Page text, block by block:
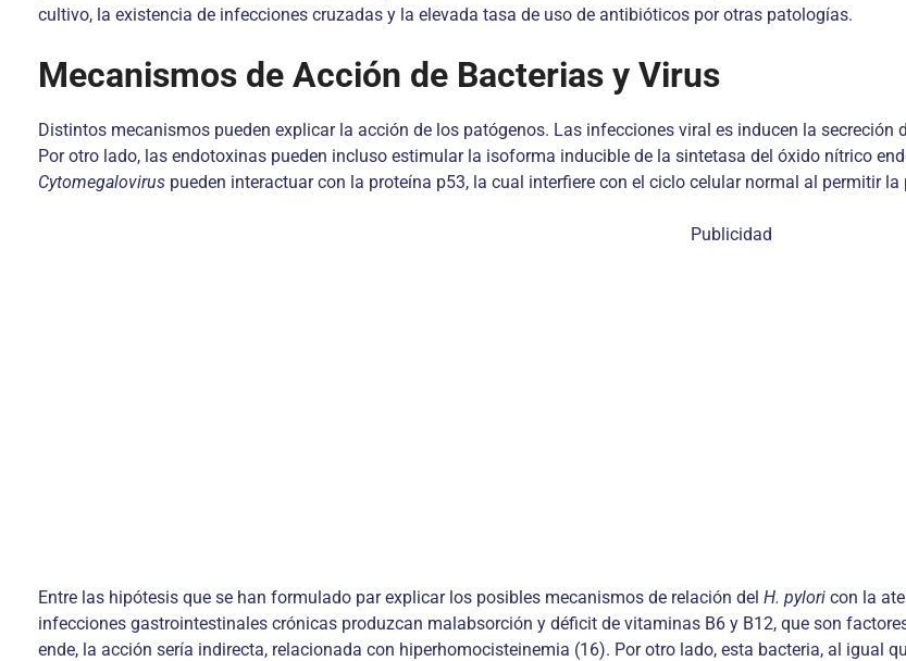
cultivo, la existencia de infecciones cruzadas y la elevada tasa de uso de antibióticos por otras patologías.
Mecanismos de Acción de Bacterias y Virus
Distintos mecanismos pueden explicar la acción de los patógenos. Las infecciones viral es inducen la
Por otro lado, las endotoxinas pueden incluso estimular la isoforma inducible de la sintetasa del óxido nítrico
Cytomegalovirus pueden interactuar con la proteína p53, la cual interfiere con el ciclo celular normal al permitir
Publicidad
Entre las hipótesis que se han formulado par explicar los posibles mecanismos de relación del H. pylori con la
infecciones gastrointestinales crónicas produzcan malabsorción y déficit de vitaminas B6 y B12, que son
ende, la acción sería indirecta, relacionada con hiperhomocisteinemia (16). Por otro lado, esta bacteria, al igual